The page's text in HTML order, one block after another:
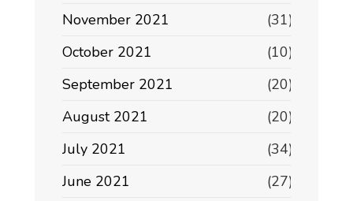
November 2021
(31)
October 2021
(10)
September 2021
(20)
August 2021
(20)
July 2021
(34)
June 2021
(27)